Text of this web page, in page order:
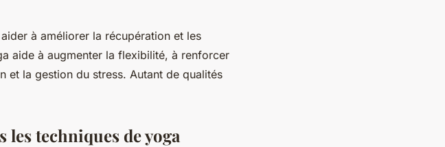
à améliorer la récupération et les
aide à augmenter la flexibilité, à renforcer
et la gestion du stress. Autant de qualités
techniques de yoga